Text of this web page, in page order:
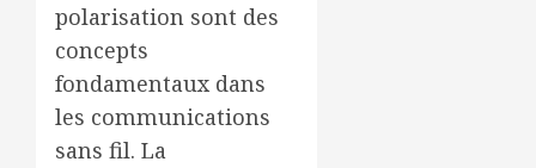
polarisation sont des
concepts
fondamentaux dans
les communications
sans fil. La